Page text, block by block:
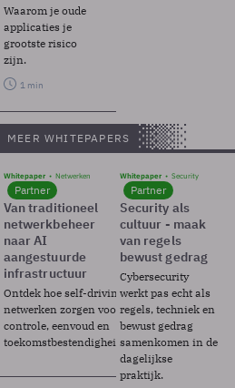
Waarom je oude
applicaties je
grootste risico
zijn.
1 min
MEER WHITEPAPERS
Whitepaper Netwerken
Partner
Van traditioneel
netwerkbeheer
naar AI
aangestuurde
infrastructuur
Ontdek hoe self-driving
netwerken zorgen voor
controle, eenvoud en
toekomstbestendigheid.
Whitepaper Security
Partner
Security als
cultuur - maak
van regels
bewust gedrag
Cybersecurity
werkt pas echt als
regels, techniek en
bewust gedrag
samenkomen in de
dagelijkse
praktijk.